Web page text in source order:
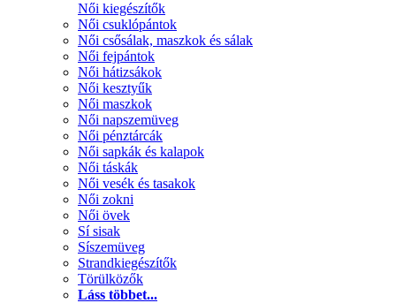
Női kiegészítők
Női csuklópántok
Női csősálak, maszkok és sálak
Női fejpántok
Női hátizsákok
Női kesztyűk
Női maszkok
Női napszemüveg
Női pénztárcák
Női sapkák és kalapok
Női táskák
Női vesék és tasakok
Női zokni
Női övek
Sí sisak
Síszemüveg
Strandkiegészítők
Törülközők
Láss többet...